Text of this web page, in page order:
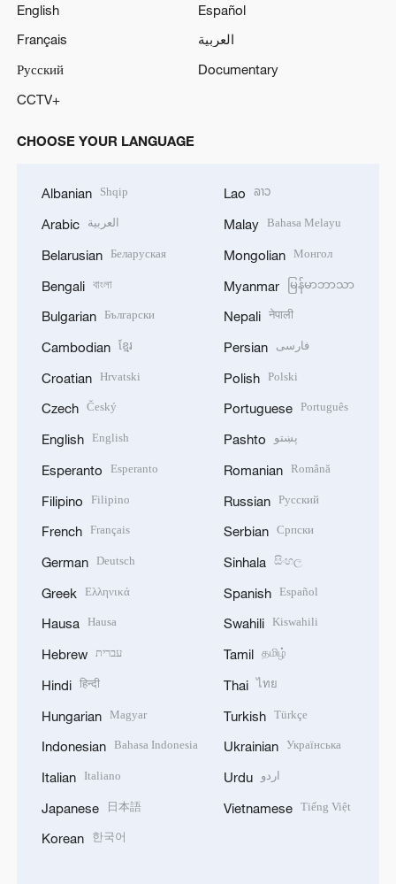
English
Español
Français
العربية
Русский
Documentary
CCTV+
CHOOSE YOUR LANGUAGE
Albanian Shqip
Arabic العربية
Belarusian Беларуская
Bengali বাংলা
Bulgarian Български
Cambodian ខ្មែរ
Croatian Hrvatski
Czech Český
English English
Esperanto Esperanto
Filipino Filipino
French Français
German Deutsch
Greek Ελληνικά
Hausa Hausa
Hebrew עברית
Hindi हिन्दी
Hungarian Magyar
Indonesian Bahasa Indonesia
Italian Italiano
Japanese 日本語
Korean 한국어
Lao ລາວ
Malay Bahasa Melayu
Mongolian Монгол
Myanmar မြန်မာဘာသာ
Nepali नेपाली
Persian فارسی
Polish Polski
Portuguese Português
Pashto پښتو
Romanian Română
Russian Русский
Serbian Српски
Sinhala සිංහල
Spanish Español
Swahili Kiswahili
Tamil தமிழ்
Thai ไทย
Turkish Türkçe
Ukrainian Українська
Urdu اردو
Vietnamese Tiếng Việt